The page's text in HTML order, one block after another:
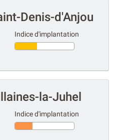
Denis-d'Anjou
Indice d'implantation
la-Juhel
Indice d'implantation